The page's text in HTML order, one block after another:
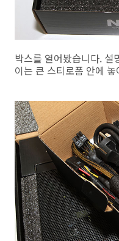
박스를 열어봤습니다. 설
이는 큰 스티로폼 안에